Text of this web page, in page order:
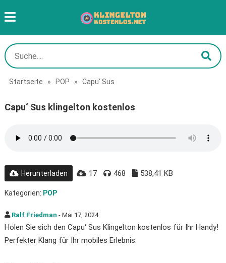
Startseite » POP » Capu‘ Sus
Capu‘ Sus klingelton kostenlos
Herunterladen 17 468 538,41 KB
Kategorien: POP
Ralf Friedman - Mai 17, 2024
Holen Sie sich den Capu‘ Sus Klingelton kostenlos für Ihr Handy!
Perfekter Klang für Ihr mobiles Erlebnis.